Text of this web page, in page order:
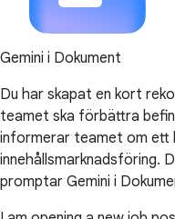
Gemini i Dokument
Du har skapat en kort
teamet ska förbättra
informerar teamet om ett
innehållsmarknadsföring.
promptar Gemini i